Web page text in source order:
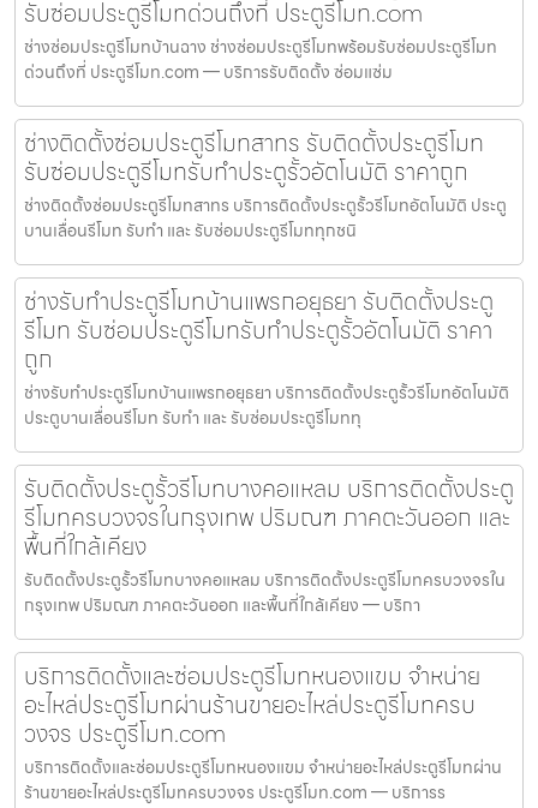
รับซ่อมประตูรีโมทด่วนถึงที่ ประตูรีโมท.com
ช่างซ่อมประตูรีโมทบ้านฉาง ช่างซ่อมประตูรีโมทพร้อมรับซ่อมประตูรีโมท
ด่วนถึงที่ ประตูรีโมท.com — บริการรับติดตั้ง ซ่อมแซ่ม
ช่างติดตั้งซ่อมประตูรีโมทสาทร รับติดตั้งประตูรีโมท
รับซ่อมประตูรีโมทรับทำประตูรั้วอัตโนมัติ ราคาถูก
ช่างติดตั้งซ่อมประตูรีโมทสาทร บริการติดตั้งประตูรั้วรีโมทอัตโนมัติ ประตู
บานเลื่อนรีโมท รับทำ และ รับซ่อมประตูรีโมททุกชนิ
ช่างรับทำประตูรีโมทบ้านแพรกอยุธยา รับติดตั้งประตู
รีโมท รับซ่อมประตูรีโมทรับทำประตูรั้วอัตโนมัติ ราคา
ถูก
ช่างรับทำประตูรีโมทบ้านแพรกอยุธยา บริการติดตั้งประตูรั้วรีโมทอัตโนมัติ
ประตูบานเลื่อนรีโมท รับทำ และ รับซ่อมประตูรีโมททุ
รับติดตั้งประตูรั้วรีโมทบางคอแหลม บริการติดตั้งประตู
รีโมทครบวงจรในกรุงเทพ ปริมณฑ ภาคตะวันออก และ
พื้นที่ใกล้เคียง
รับติดตั้งประตูรั้วรีโมทบางคอแหลม บริการติดตั้งประตูรีโมทครบวงจรใน
กรุงเทพ ปริมณฑ ภาคตะวันออก และพื้นที่ใกล้เคียง — บริกา
บริการติดตั้งและซ่อมประตูรีโมทหนองแขม จำหน่าย
อะไหล่ประตูรีโมทผ่านร้านขายอะไหล่ประตูรีโมทครบ
วงจร ประตูรีโมท.com
บริการติดตั้งและซ่อมประตูรีโมทหนองแขม จำหน่ายอะไหล่ประตูรีโมทผ่าน
ร้านขายอะไหล่ประตูรีโมทครบวงจร ประตูรีโมท.com — บริการร